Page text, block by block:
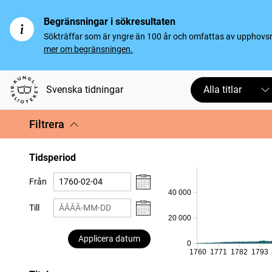
Begränsningar i sökresultaten
Sökträffar som är yngre än 100 år och omfattas av
mer om begränsningen.
Svenska tidningar Alla titlar
Filtrera
Tidsperiod
Från
Till
Applicera datum
0
20 000
40 000
1760 1771 1782 1793